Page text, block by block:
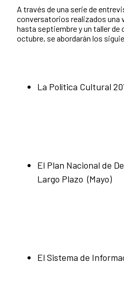
A través de una serie de
conversatorios realizados una
hasta septiembre y un taller de
octubre, se abordarán los
La Política Cultural
El Plan Nacional de
Largo Plazo (Mayo)
El Sistema de